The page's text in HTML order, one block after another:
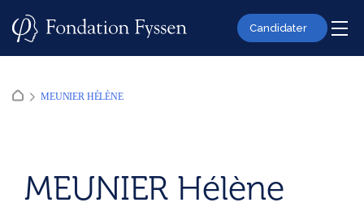
Candidater
MEUNIER HÉLÈNE
MEUNIER Hélène